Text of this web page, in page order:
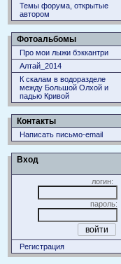
Темы форума, открытые
автором
Фотоальбомы
Про мои лыжи бэккантри
Алтай_2014
К скалам в водоразделе
между Большой Олхой и
падью Кривой
Контакты
Написать письмо-email
Вход
логин:
пароль:
Регистрация